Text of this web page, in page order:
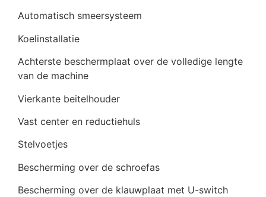
Automatisch smeersysteem
Koelinstallatie
Achterste beschermplaat over de volledige lengte
van de machine
Vierkante beitelhouder
Vast center en reductiehuls
Stelvoetjes
Bescherming over de schroefas
Bescherming over de klauwplaat met U-switch